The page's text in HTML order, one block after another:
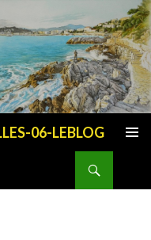
06-LEBLOG